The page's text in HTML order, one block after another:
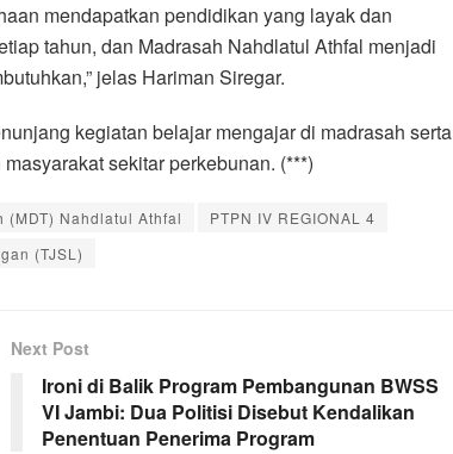
mendapatkan pendidikan yang layak dan
tahun, dan Madrasah Nahdlatul Athfal menjadi
jelas Hariman Siregar.
kegiatan belajar mengajar di madrasah serta
sekitar perkebunan. (***)
(MDT) Nahdlatul Athfal
PTPN IV REGIONAL 4
(TJSL)
Next Post
Ironi di Balik Program Pembangunan BWSS
VI Jambi: Dua Politisi Disebut Kendalikan
Penentuan Penerima Program